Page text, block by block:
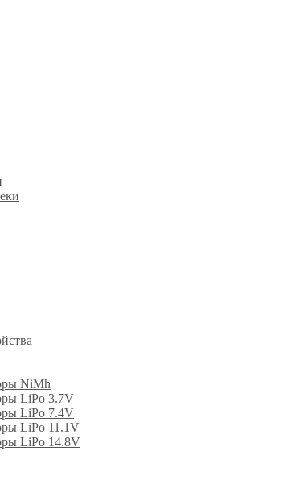
NiMh
LiPo 3.7V
LiPo 7.4V
LiPo 11.1V
LiPo 14.8V